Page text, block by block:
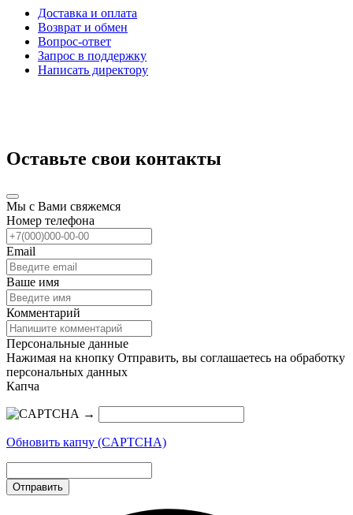
Доставка и оплата
Возврат и обмен
Вопрос-ответ
Запрос в поддержку
Написать директору
Оставьте свои контакты
Мы с Вами свяжемся
Номер телефона
Email
Ваше имя
Комментарий
Персональные данные
Нажимая на кнопку Отправить, вы соглашаетесь на обработку
персональных данных
Капча
→
Обновить капчу (CAPTCHA)
Отправить